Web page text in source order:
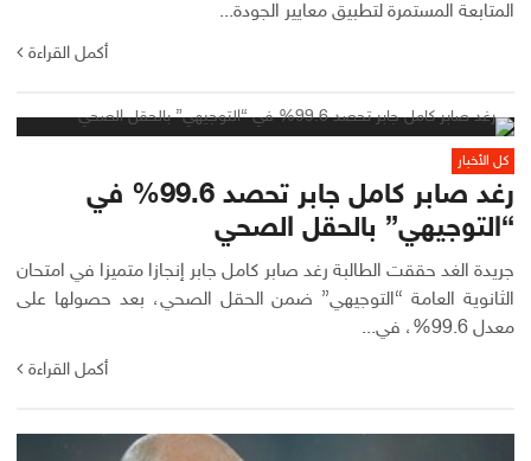
المتابعة المستمرة لتطبيق معايير الجودة...
أكمل القراءة
كل الأخبار
رغد صابر كامل جابر تحصد 99.6% في
“التوجيهي” بالحقل الصحي
جريدة الغد حققت الطالبة رغد صابر كامل جابر إنجازا متميزا في امتحان
الثانوية العامة “التوجيهي” ضمن الحقل الصحي، بعد حصولها على
معدل 99.6%، في...
أكمل القراءة